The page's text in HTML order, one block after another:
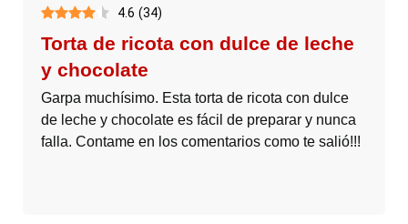
4.6 (34)
Torta de ricota con dulce de leche
y chocolate
Garpa muchísimo. Esta torta de ricota con dulce
de leche y chocolate es fácil de preparar y nunca
falla. Contame en los comentarios como te salió!!!